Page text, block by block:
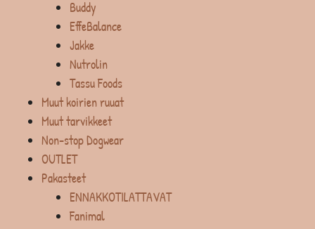
Buddy
EffeBalance
Jakke
Nutrolin
Tassu Foods
Muut koirien ruuat
Muut tarvikkeet
Non-stop Dogwear
OUTLET
Pakasteet
ENNAKKOTILATTAVAT
Fanimal